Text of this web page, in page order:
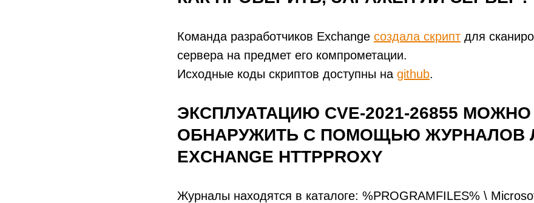
Команда разработчиков Exchange создала скрипт для
сервера на предмет его компрометации.
Исходные коды скриптов доступны на github.
ЭКСПЛУАТАЦИЮ CVE-2021-26855 МОЖНО
ОБНАРУЖИТЬ С ПОМОЩЬЮ ЖУРНАЛОВ
EXCHANGE HTTPPROXY
Журналы находятся в каталоге: %PROGRAMFILES% \